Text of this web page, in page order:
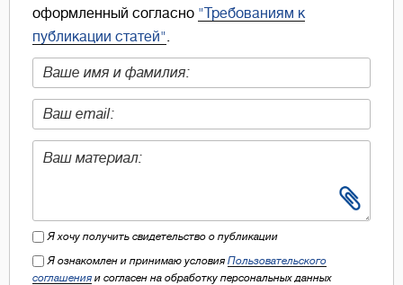
оформленный согласно "Требованиям к
публикации статей".
Я хочу получить свидетельство о публикации
Я ознакомлен и принимаю условия Пользовательского
соглашения и согласен на обработку персональных данных